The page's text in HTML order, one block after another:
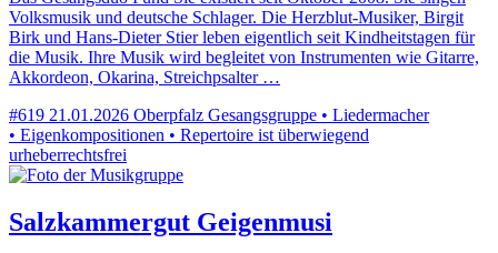
Volksmusik und deutsche Schlager. Die Herzblut-Musiker, Birgit
Birk und Hans-Dieter Stier leben eigentlich seit Kindheitstagen für
die Musik. Ihre Musik wird begleitet von Instrumenten wie Gitarre,
Akkordeon, Okarina, Streichpsalter …
#619 21.01.2026 Oberpfalz Gesangsgruppe • Liedermacher
• Eigenkompositionen • Repertoire ist überwiegend
urheberrechtsfrei
Salzkammergut Geigenmusi